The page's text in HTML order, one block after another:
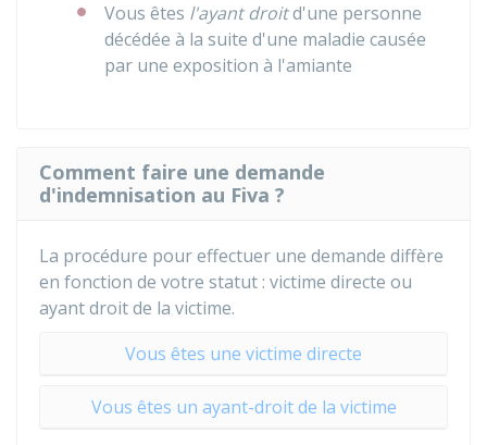
Vous êtes l'ayant droitd'une personne
décédée à la suite d'une maladie causée
par une exposition à l'amiante
Comment faire une demande
d'indemnisation au Fiva ?
La procédure pour effectuer une demande diffère
en fonction de votre statut : victime directe ou
ayant droit de la victime.
Vous êtes une victime directe
Vous êtes un ayant-droit de la victime